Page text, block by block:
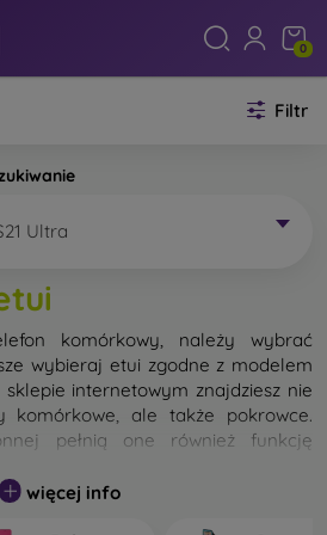
0
Filtr
Ultra
komórkowy, należy wybrać
wybieraj etui zgodne z modelem
internetowym znajdziesz nie
ale także pokrowce.
pełnią one również funkcję
możemy również nazwać
więcej info